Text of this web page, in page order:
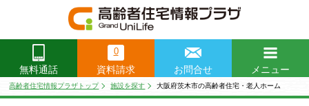
無料通話
0
資料請求 お問合せ
メニュー
閉じる
高齢者住宅情報プラザトップ 施設を探す 大阪府茨木市の高齢者住宅・老人ホーム